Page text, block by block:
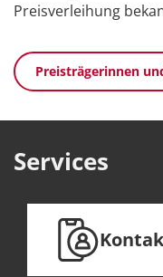
Preisverleihung
Preisträgerinnen
Services